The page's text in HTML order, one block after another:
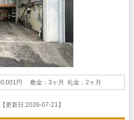
円 敷金：3ヶ月 礼金：2ヶ月
【更新日:2026-07-21】